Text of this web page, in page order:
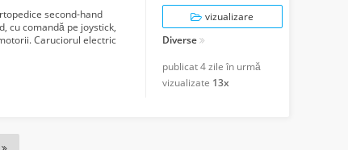
second-hand
cu comandă pe joystick,
Caruciorul electric
vizualizare
Diverse
publicat4 zile în urmă
vizualizate 13x